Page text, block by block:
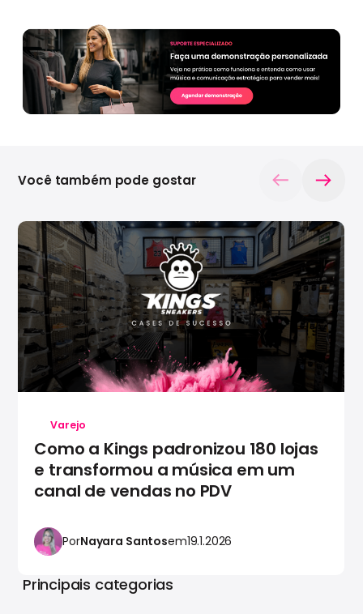
Varejo
Como a Kings padronizou 180 lojas
e transformou a música em um
canal de vendas no PDV
PorNayara Santosem19.1.2026
Você também pode gostar
Principais categorias